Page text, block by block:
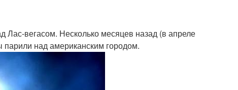
Лас-вегасом. Несколько месяцев назад (в апреле
над американским городом.